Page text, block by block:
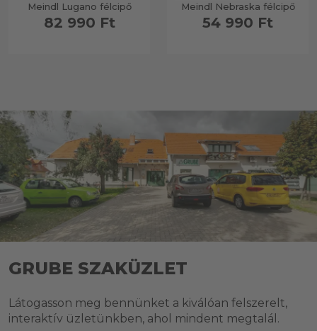
Meindl Lugano félcipő
82 990 Ft
Meindl Nebraska félcipő
54 990 Ft
GRUBE SZAKÜZLET
Látogasson meg bennünket a kiválóan felszerelt,
interaktív üzletünkben, ahol mindent megtalál.